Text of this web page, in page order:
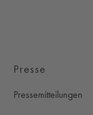
Presse
Pressemitteilungen